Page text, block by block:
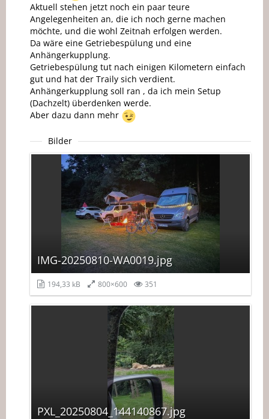
Aktuell stehen jetzt noch ein paar teure
Angelegenheiten an, die ich noch gerne machen
möchte, und die wohl Zeitnah erfolgen werden.
Da wäre eine Getriebespülung und eine
Anhängerkupplung.
Getriebespülung tut nach einigen Kilometern einfach
gut und hat der Traily sich verdient.
Anhängerkupplung soll ran , da ich mein Setup
(Dachzelt) überdenken werde.
Aber dazu dann mehr
Bilder
IMG-20250810-WA0019.jpg
194,33 kB 800×600 351
PXL_20250804_144140867.jpg